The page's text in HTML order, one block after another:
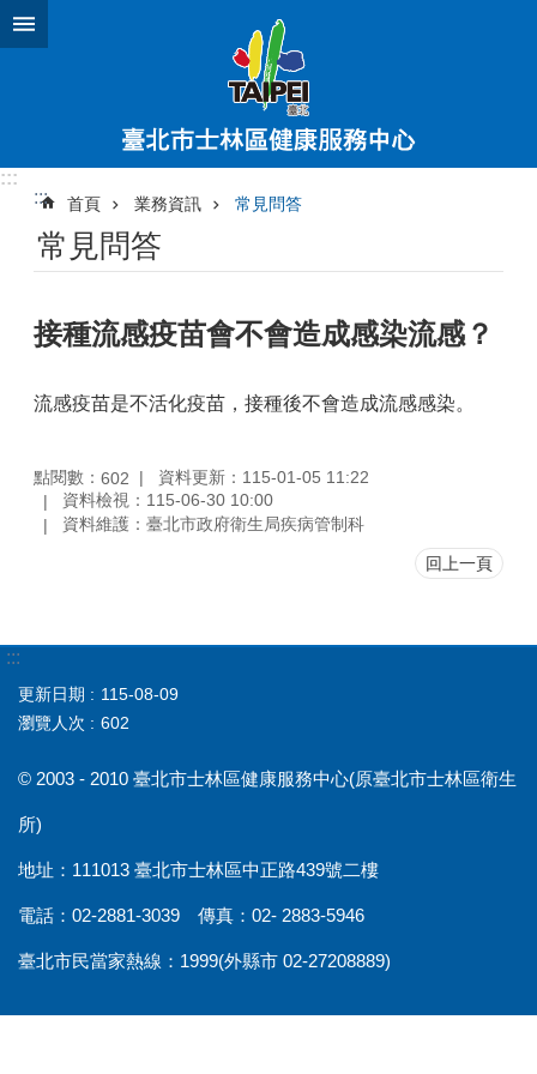
跳到主要內容區塊
:::
:::
首頁 業務資訊 常見問答
常見問答
接種流感疫苗會不會造成感染流感？
流感疫苗是不活化疫苗，接種後不會造成流感感染。
點閱數： 602
資料更新：115-01-05 11:22
資料檢視：115-06-30 10:00
資料維護：臺北市政府衛生局疾病管制科
回上一頁
:::
更新日期
115-08-09
瀏覽人次
602
© 2003 - 2010 臺北市士林區健康服務中心(原臺北市士林區衛生
所)
地址：111013 臺北市士林區中正路439號二樓
電話：02-2881-3039 傳真：02- 2883-5946
臺北市民當家熱線：1999(外縣市 02-27208889)